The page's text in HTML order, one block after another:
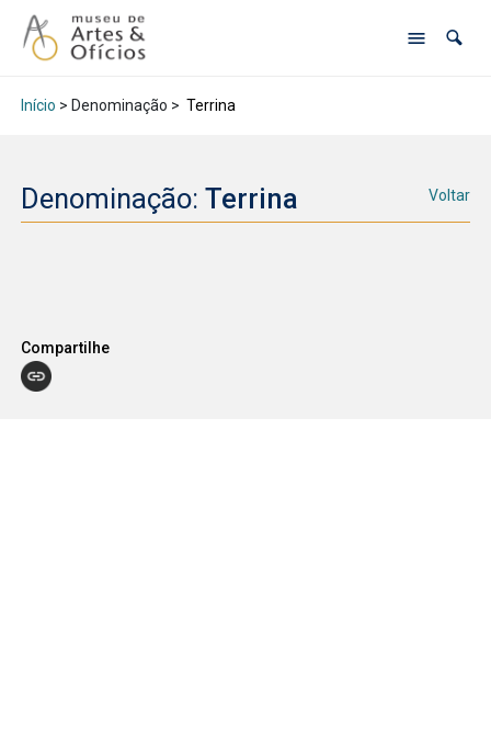
Início > Denominação > Terrina
Denominação: Terrina Voltar
Compartilhe